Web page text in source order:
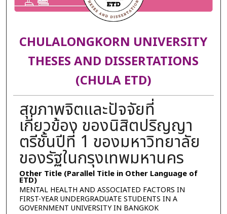
CHULALONGKORN UNIVERSITY
THESES AND DISSERTATIONS
(CHULA ETD)
สุขภาพจิตและปัจจัยที่
เกี่ยวข้อง ของนิสิตปริญญา
ตรีชั้นปีที่ 1 ของมหาวิทยาลัย
ของรัฐในกรุงเทพมหานคร
Other Title (Parallel Title in Other Language of
ETD)
MENTAL HEALTH AND ASSOCIATED FACTORS IN
FIRST-YEAR UNDERGRADUATE STUDENTS IN A
GOVERNMENT UNIVERSITY IN BANGKOK